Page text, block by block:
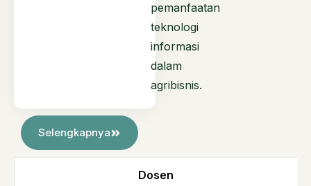
Dosen
pemanfaatan
teknologi
informasi
dalam
agribisnis.
Selengkapnya